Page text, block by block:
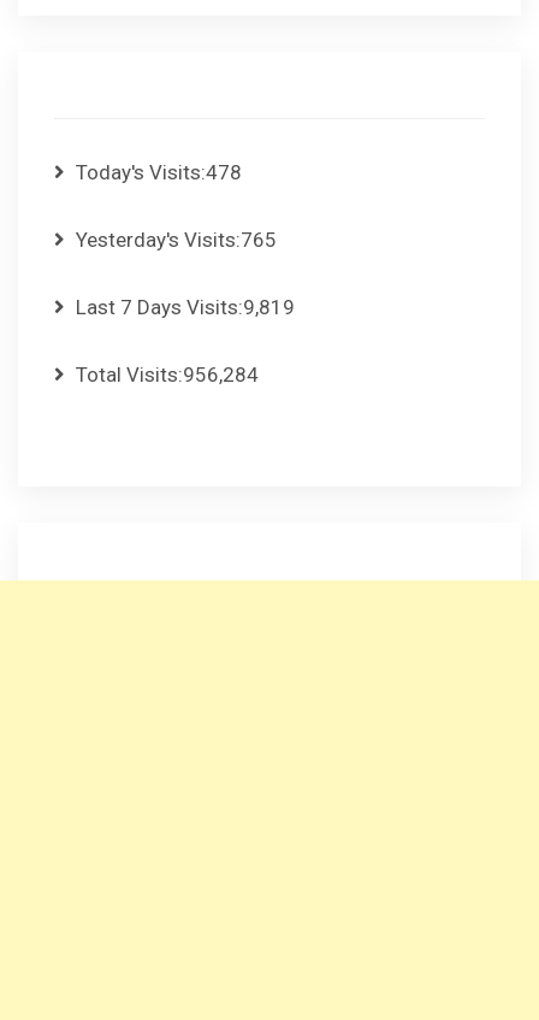
Today's Visits:478
Yesterday's Visits:765
Last 7 Days Visits:9,819
Total Visits:956,284